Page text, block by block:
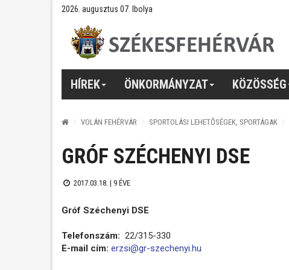
2026. augusztus 07. Ibolya
HÍREK ÖNKORMÁNYZAT KÖZÖSSÉG
VOLÁN FEHÉRVÁR SPORTOLÁSI LEHETŐSÉGEK, SPORTÁGAK
GRÓF SZÉCHENYI DSE
2017.03.18. | 9 ÉVE
Gróf Széchenyi DSE
Telefonszám: 22/315-330
E-mail cím: erzsi@gr-szechenyi.hu